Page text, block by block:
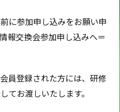
参加申し込みをお願い申
報交換会参加申し込みへ＝
登録された方には、研修
てお渡しいたします。